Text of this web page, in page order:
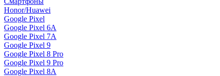
Honor/Huawei
Google Pixel
Google Pixel 6A
Google Pixel 7А
Google Pixel 9
Google Pixel 8 Pro
Google Pixel 9 Pro
Google Pixel 8A